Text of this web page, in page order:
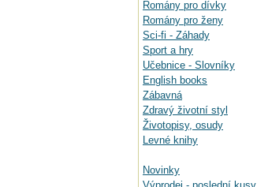
Romány pro dívky
Romány pro ženy
Sci-fi - Záhady
Sport a hry
Učebnice - Slovníky
English books
Zábavná
Zdravý životní styl
Životopisy, osudy
Levné knihy
Novinky